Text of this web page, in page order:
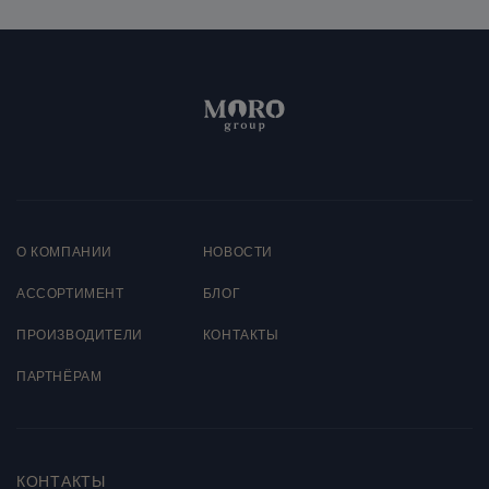
Подача
О КОМПАНИИ
AССОРТИМЕНТ
ПРОИЗВОДИТЕЛИ
ПАРТНЁРАМ
НОВОСТИ
БЛОГ
КОНТАКТЫ
КОНТАКТЫ